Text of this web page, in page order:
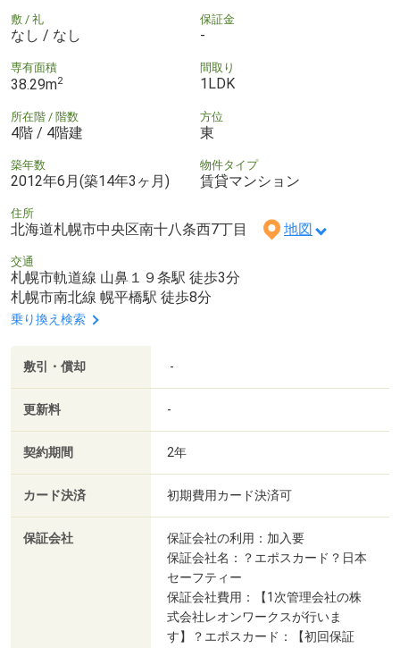
敷 / 礼
なし / なし
保証金
-
専有面積
38.29m2
間取り
1LDK
所在階 / 階数
4階 / 4階建
方位
東
築年数
2012年6月(築14年3ヶ月)
物件タイプ
賃貸マンション
住所
北海道札幌市中央区南十八条西7丁目 地図
交通
札幌市軌道線 山鼻１９条駅 徒歩3分
札幌市南北線 幌平橋駅 徒歩8分
乗り換え検索
敷引・償却 -
更新料 -
契約期間 2年
カード決済 初期費用カード決済可
保証会社
保証会社の利用：加入要
保証会社名：？エポスカード？日本
セーフティー
保証会社費用：【1次管理会社の株
式会社レオンワークスが行いま
す】？エポスカード：【初回保証